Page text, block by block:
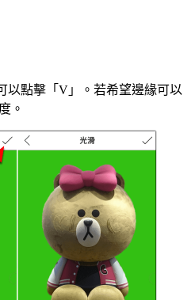
以點擊「V」。若希望邊緣可以
。